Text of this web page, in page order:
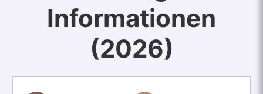
Informationen
(2026)